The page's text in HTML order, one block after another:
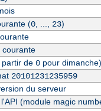
(0, ..., 23)
courante
de 0pour dimanche)
20101231235959
du serveur
(module magic